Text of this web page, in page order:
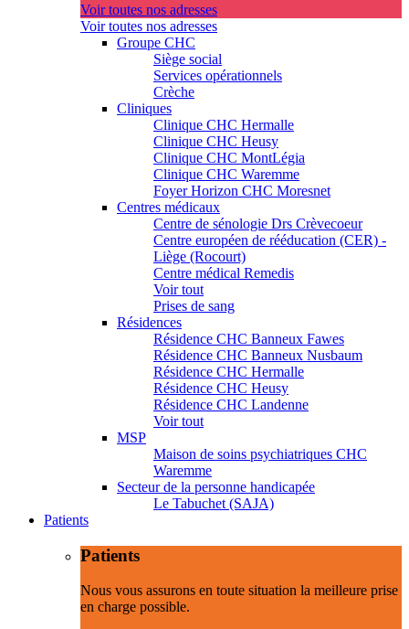
Voir toutes nos adresses
Voir toutes nos adresses
Groupe CHC
Siège social
Services opérationnels
Crèche
Cliniques
Clinique CHC Hermalle
Clinique CHC Heusy
Clinique CHC MontLégia
Clinique CHC Waremme
Foyer Horizon CHC Moresnet
Centres médicaux
Centre de sénologie Drs Crèvecoeur
Centre européen de rééducation (CER) -
Liège (Rocourt)
Centre médical Remedis
Voir tout
Prises de sang
Résidences
Résidence CHC Banneux Fawes
Résidence CHC Banneux Nusbaum
Résidence CHC Hermalle
Résidence CHC Heusy
Résidence CHC Landenne
Voir tout
MSP
Maison de soins psychiatriques CHC
Waremme
Secteur de la personne handicapée
Le Tabuchet (SAJA)
Patients
Patients
Nous vous assurons en toute situation la meilleure prise
en charge possible.